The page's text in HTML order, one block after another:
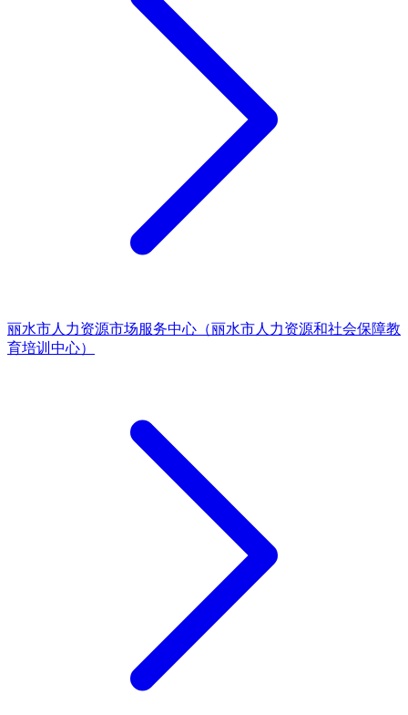
丽水市人力资源市场服务中心（丽水市人力资源和社会保障教
育培训中心）